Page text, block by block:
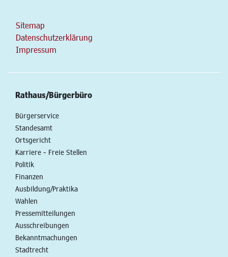
Sitemap
Datenschutzerklärung
Impressum
Rathaus/Bürgerbüro
Bürgerservice
Standesamt
Ortsgericht
Karriere - Freie Stellen
Politik
Finanzen
Ausbildung/Praktika
Wahlen
Pressemitteilungen
Ausschreibungen
Bekanntmachungen
Stadtrecht